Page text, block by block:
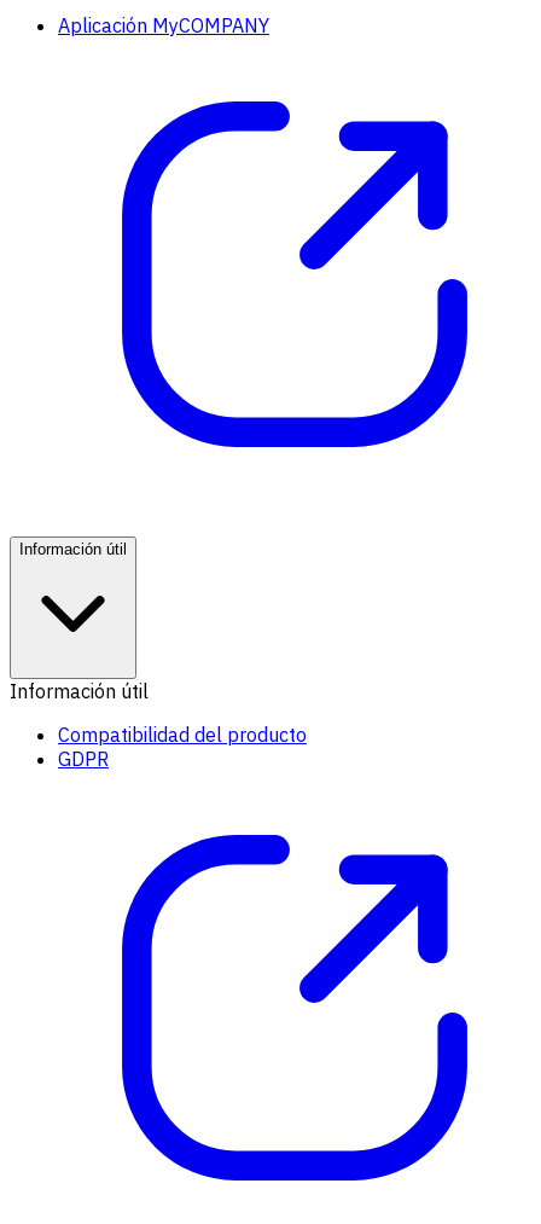
Aplicación MyCOMPANY
Información útil
Información útil
Compatibilidad del producto
GDPR